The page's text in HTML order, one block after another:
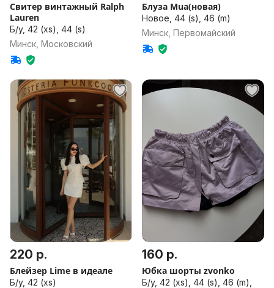
Свитер винтажный Ralph
Lauren
Б/у, 42 (xs), 44 (s)
Минск, Московский
Блуза Mua(новая)
Новое, 44 (s), 46 (m)
Минск, Первомайский
220 р.
Блейзер Lime в идеале
Б/у, 42 (xs)
160 р.
Юбка шорты zvonko
Б/у, 42 (xs), 44 (s), 46 (m),